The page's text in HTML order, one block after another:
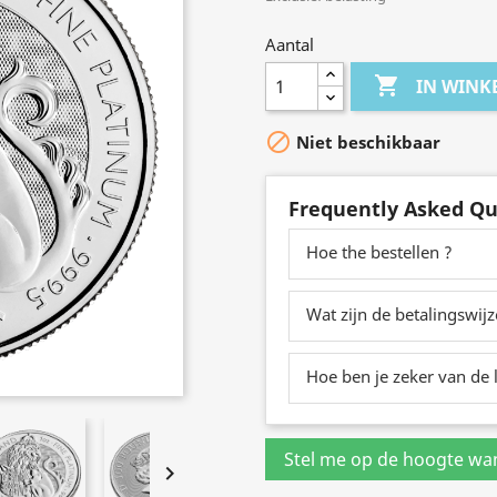

Aantal
 IN
 Niet beschikbaar
Frequently Asked
Hoe the bestellen ?
Wat zijn de
Hoe ben je zeker van de